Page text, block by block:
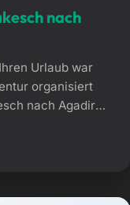
nach
Urlaub war
organisiert
nach Agadir
jeglichen Stress